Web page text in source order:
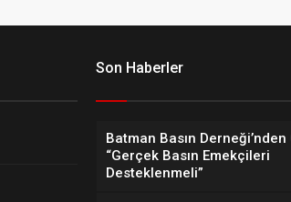
Son Haberler
Batman Basın Derneği’nden
“Gerçek Basın Emekçileri
Desteklenmeli”